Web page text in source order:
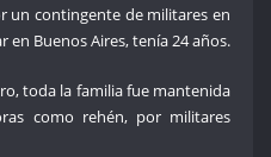
un contingente de militares en
en Buenos Aires, tenía 24 años.
toda la familia fue mantenida
como rehén, por militares